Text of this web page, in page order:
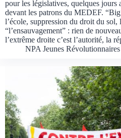
pour les législatives, quelques jours
devant les patrons du MEDEF. “Big
l’école, suppression du droit du sol,
“l’ensauvagement” : rien de
l’extrême droite c’est l’autorité, la
NPA Jeunes Révolutionnaires